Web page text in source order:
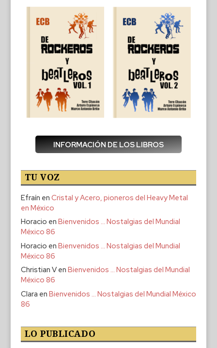
INFORMACIÓN DE LOS LIBROS
TU VOZ
Efraín en Cristal y Acero, pioneros del Heavy Metal
en México
Horacio en Bienvenidos … Nostalgias del Mundial
México 86
Horacio en Bienvenidos … Nostalgias del Mundial
México 86
Christian Ven Bienvenidos … Nostalgias del Mundial
México 86
Clara en Bienvenidos … Nostalgias del Mundial México
86
LO PUBLICADO